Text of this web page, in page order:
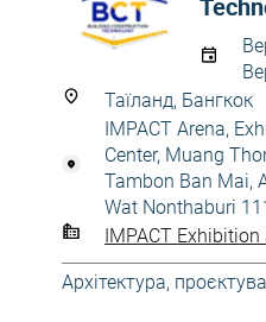
Таїланд, Бангкок
IMPACT Arena,
Center, Muang
Tambon Ban Mai,
Wat Nonthaburi
IMPACT
Архітектура,